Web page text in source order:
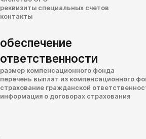
реквизиты специальных счетов
контакты
обеспечение
ответственности
размер компенсационного фонда
перечень выплат из компенсационного
страхование гражданской
информация о договорах страхования